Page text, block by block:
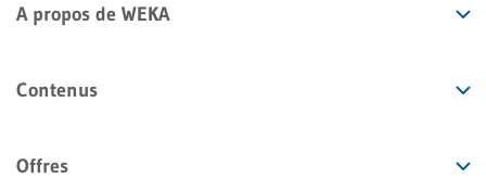
A propos de WEKA
Contenus
Offres